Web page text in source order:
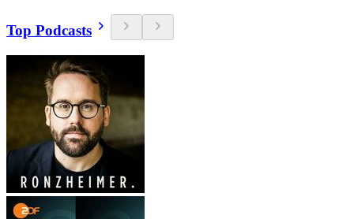
Top Podcasts